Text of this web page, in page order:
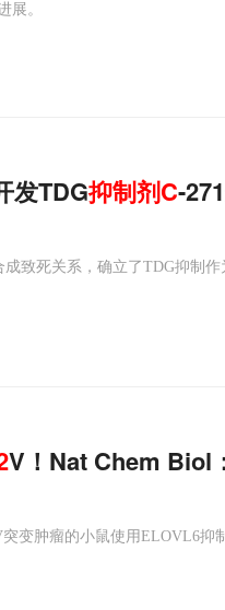
展。
发TDG抑制剂C-
致死关系，确立了TDG抑制作
V！Nat Chem Biol
变肿瘤的小鼠使用ELOVL6抑